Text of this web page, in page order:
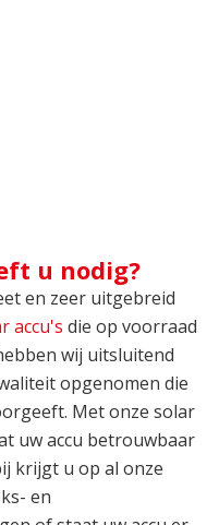
u nodig?
en zeer uitgebreid
accu's die op voorraad
wij uitsluitend
opgenomen die
Met onze solar
uw accu betrouwbaar
krijgt u op al onze
en